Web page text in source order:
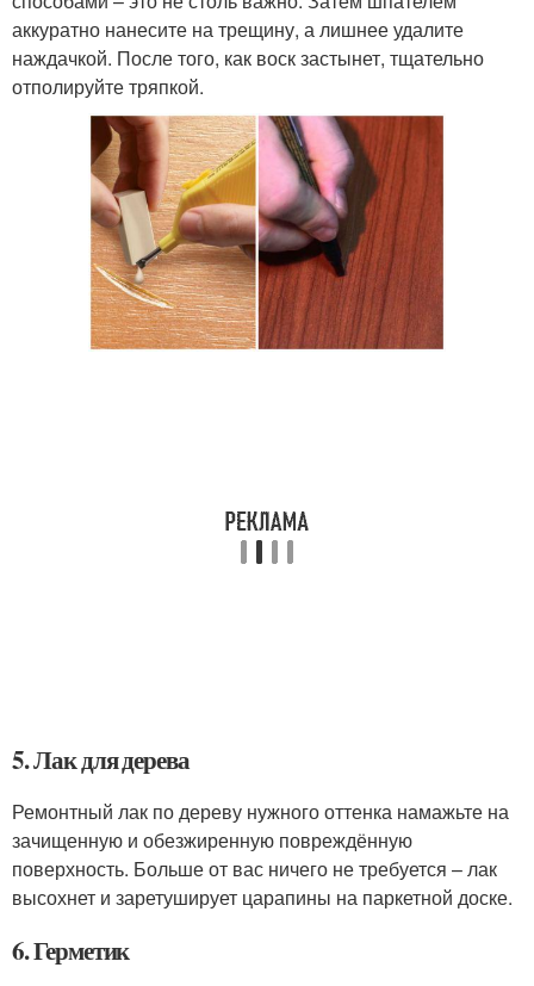
аккуратно нанесите на трещину, а лишнее удалите
наждачкой. После того, как воск застынет, тщательно
отполируйте тряпкой.
5. Лак для дерева
Ремонтный лак по дереву нужного оттенка намажьте на
зачищенную и обезжиренную повреждённую
поверхность. Больше от вас ничего не требуется – лак
высохнет и заретуширует царапины на паркетной доске.
6. Герметик